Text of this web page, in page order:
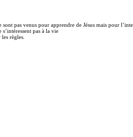
pas venus pour apprendre de Jésus mais pour
pas à la vie
règles.